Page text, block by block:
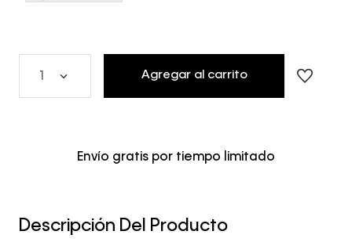
Agregar al carrito
Envío gratis por tiempo limitado
Descripción Del Producto